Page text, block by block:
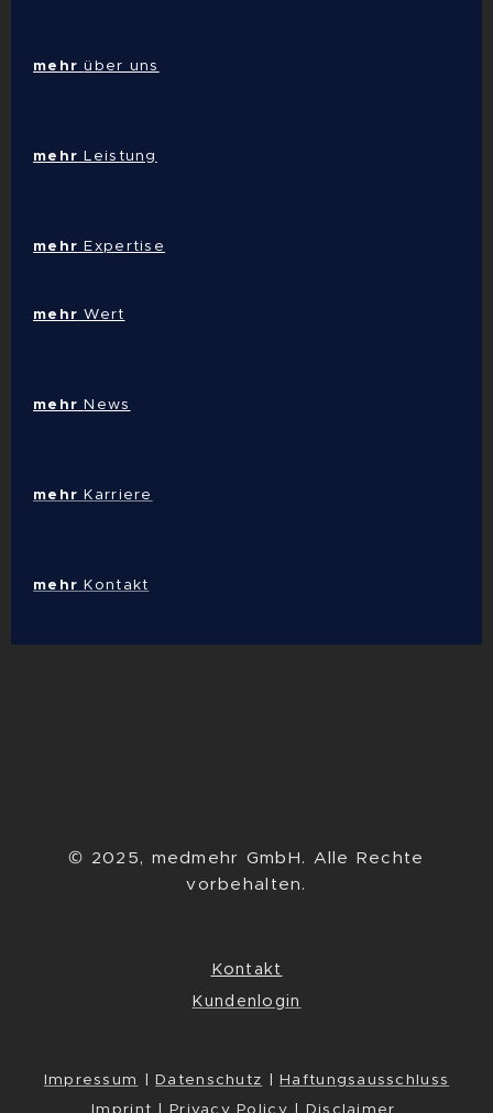
mehrüber uns
mehr Leistung
mehr Expertise
mehr Wert
mehrNews
mehr Karriere
mehr Kontakt
© 2025, medmehr GmbH. Alle Rechte
vorbehalten.
Kontakt
Kundenlogin
Impressum |Datenschutz |Haftungsausschluss
Imprint | Privacy Policy | Disclaimer